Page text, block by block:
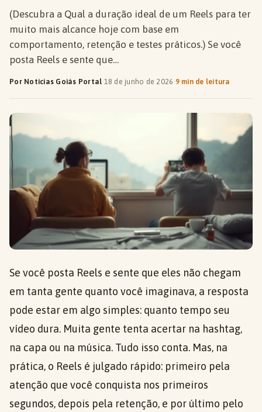
(Descubra a Qual a duração ideal de um Reels para ter
muito mais alcance hoje com base em
comportamento, retenção e testes práticos.) Se você
posta Reels e sente que…
Por Notícias Goiás Portal·18 de junho de 2026· 9 min de leitura
Se você posta Reels e sente que eles não chegam
em tanta gente quanto você imaginava, a resposta
pode estar em algo simples: quanto tempo seu
vídeo dura. Muita gente tenta acertar na hashtag,
na capa ou na música. Tudo isso conta. Mas, na
prática, o Reels é julgado rápido: primeiro pela
atenção que você conquista nos primeiros
segundos, depois pela retenção, e por último pelo